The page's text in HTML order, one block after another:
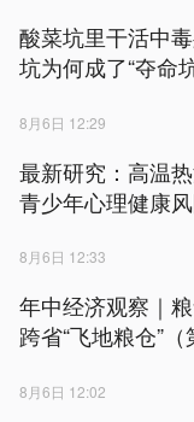
酸菜坑里干活中
坑为何成了“夺命
8月6日 12:29
最新研究：高温
青少年心理健康
8月6日 12:33
年中经济观察｜
跨省“飞地粮仓”（
8月6日 12:02